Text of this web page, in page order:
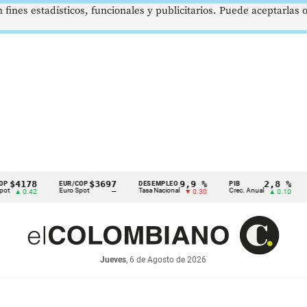
0.42
EUR/COP
Euro Spot
$3697 DESEMPLEO
Tasa Nacional
9,9 %
▼ 0.30 Crec. Anual
2,8 %
▲ 0.10
Jueves, 6 de Agosto de 2026
estadísticos, funcionales y publicitarios. Puede aceptarlas